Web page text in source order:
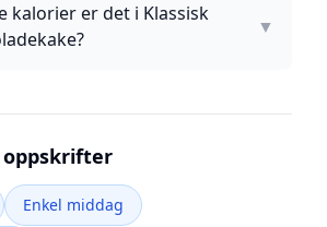
kalorier er det i Klassisk
▼
Enkel middag